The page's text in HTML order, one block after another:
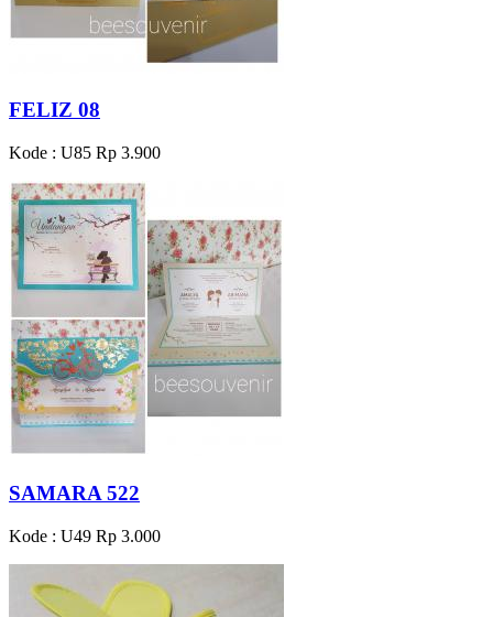
FELIZ 08
Kode : U85 Rp 3.900
SAMARA 522
Kode : U49 Rp 3.000